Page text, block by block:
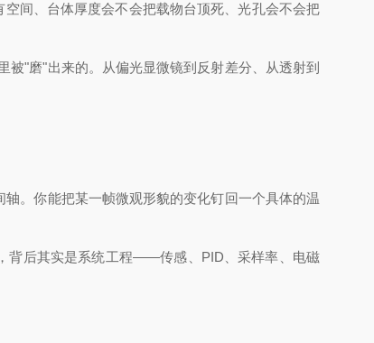
间、台体厚度会不会把载物台顶死、光孔会不会把
"磨"出来的。从偏光显微镜到反射差分、从透射到
。你能把某一帧微观形貌的变化钉回一个具体的温
背后其实是系统工程——传感、PID、采样率、电磁